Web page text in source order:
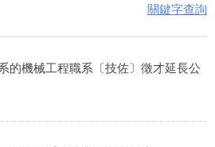
關鍵字查詢
的機械工程職系〔技佐〕徵才延長公